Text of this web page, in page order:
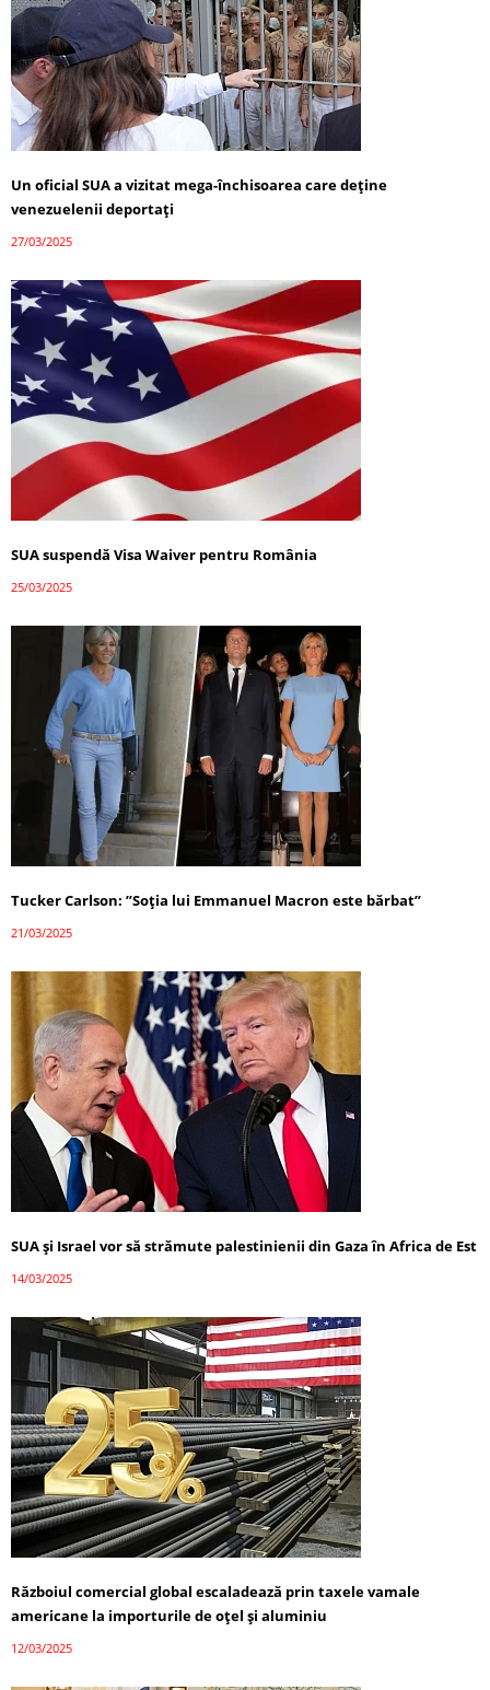
Un oficial SUA a vizitat mega-închisoarea care deține
venezuelenii deportați
27/03/2025
SUA suspendă Visa Waiver pentru România
25/03/2025
Tucker Carlson: ”Soția lui Emmanuel Macron este bărbat”
21/03/2025
SUA și Israel vor să strămute palestinienii din Gaza în Africa de Est
14/03/2025
Războiul comercial global escaladează prin taxele vamale
americane la importurile de oțel și aluminiu
12/03/2025